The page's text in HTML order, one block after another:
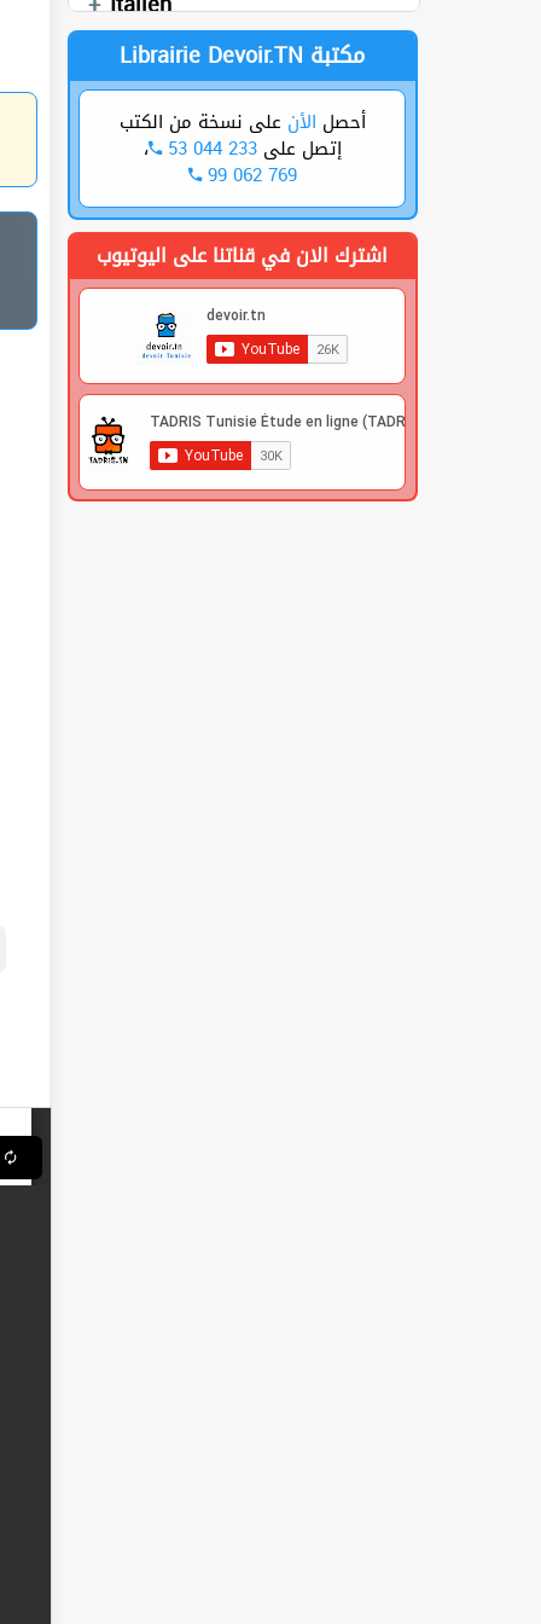
Librairie Devoir.TN مكتبة
أحصل الأن على نسخة من الكتب
إتصل على53 044 233 ،
99 062 769
اشترك الان في قناتنا على اليوتيوب